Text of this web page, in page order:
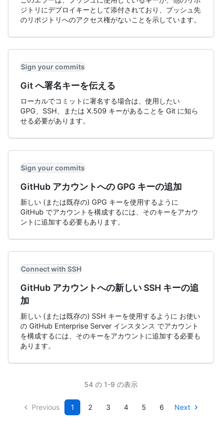
ジトリにデプロイキーとして添付されており、プッシュ先
のリポジトリへのアクセス権がないことを示しています。
Sign your commits
Git へ署名キーを伝える
ローカルでコミットに署名する場合は、使用したい
GPG、SSH、または X.509 キーがあることを Git に知ら
せる必要があります。
Sign your commits
GitHub アカウントへの GPG キーの追加
新しい (または既存の) GPG キーを使用するように
GitHub でアカウントを構成するには、そのキーをアカウ
ントに追加する必要もあります。
Connect with SSH
GitHub アカウントへの新しい SSH キーの追
加
新しい (または既存の) SSH キーを使用するように お使い
の GitHub Enterprise Server インスタンス でアカウント
を構成するには、そのキーをアカウントに追加する必要も
あります。
54 の 1-9 の表示
Previous 1 2 3 4 5 6 Next